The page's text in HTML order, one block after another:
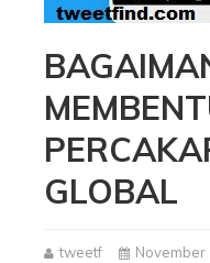
GLOBAL
tweetf
November